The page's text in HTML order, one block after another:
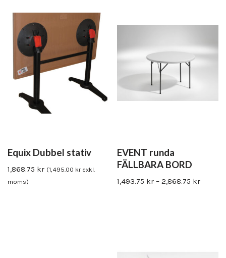
Equix Dubbel stativ
1,868.75 kr (1,495.00 krexkl.
moms)
EVENT runda
FÄLLBARA BORD
1,493.75 kr – 2,868.75 kr